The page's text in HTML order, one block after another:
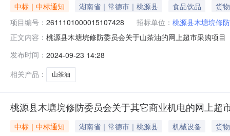
中标｜中标通知 湖南省｜常德市｜桃源县 食品饮品
货物
项目编号： 2611101000015107428 招标单位： 桃源县木塘垸修
正文内容： 桃源县木塘垸修防委员会关于山茶油的网上超市采购项
南省常德市桃源县报价起止时间:-二、采购单位信息采购
发布时间： 2024-09-23 14:28
相关产品：
山茶油
桃源县木塘垸修防委员会关于其它商业机电的网上超
中标｜中标通知 湖南省｜常德市｜桃源县 机械设备
货物